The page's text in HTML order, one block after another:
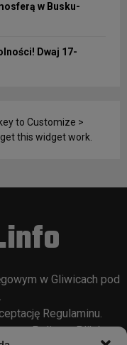
w Busku-
Dwaj 17-
to Customize >
this widget work.
w Gliwicach pod
Regulaminu.
wPolityce Plików